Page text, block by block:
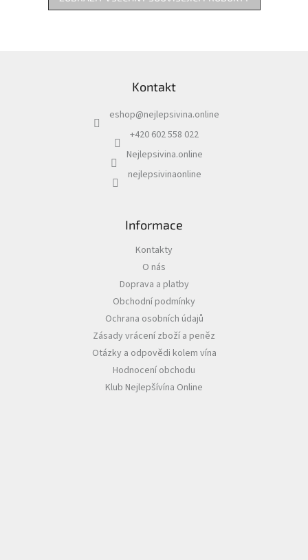
Kontakt
eshop@nejlepsivina.online
+420 602 558 022
Nejlepsivina.online
nejlepsivinaonline
Informace
Kontakty
O nás
Doprava a platby
Obchodní podmínky
Ochrana osobních údajů
Zásady vrácení zboží a peněz
Otázky a odpovědi kolem vína
Hodnocení obchodu
Klub Nejlepšívína Online